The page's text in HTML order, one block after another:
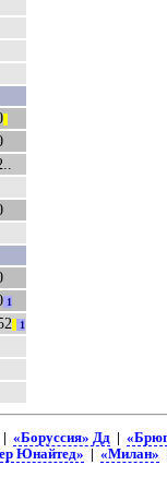
1
1
| «Боруссия» Дд|
Юнайтед» | «Милан» |